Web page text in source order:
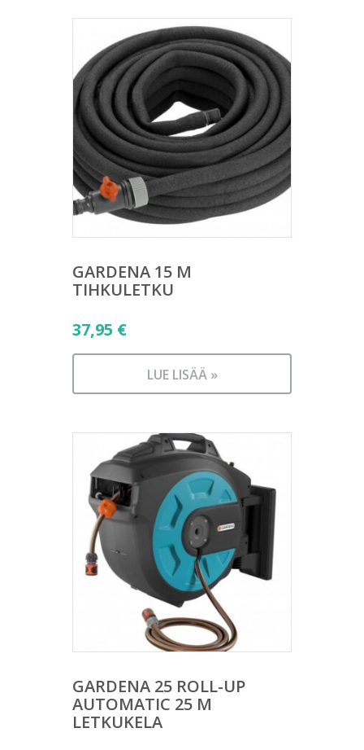
GARDENA 15 M
TIHKULETKU
37,95 €
LUE LISÄÄ »
GARDENA 25 ROLL-UP
AUTOMATIC 25 M
LETKUKELA